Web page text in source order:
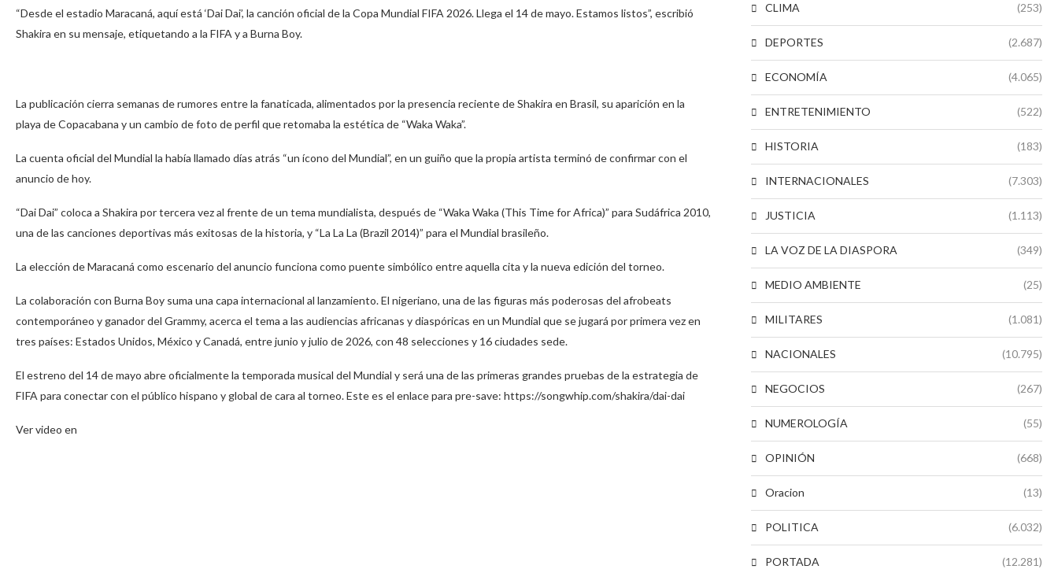
“Desde el estadio Maracaná, aquí está ‘Dai Dai’, la canción oficial de la Copa Mundial FIFA 2026. Llega el 14 de mayo. Estamos listos”, escribió
Shakira en su mensaje, etiquetando a la FIFA y a Burna Boy.
La publicación cierra semanas de rumores entre la fanaticada, alimentados por la presencia reciente de Shakira en Brasil, su aparición en la
playa de Copacabana y un cambio de foto de perfil que retomaba la estética de “Waka Waka”.
La cuenta oficial del Mundial la había llamado días atrás “un ícono del Mundial”, en un guiño que la propia artista terminó de confirmar con el
anuncio de hoy.
“Dai Dai” coloca a Shakira por tercera vez al frente de un tema mundialista, después de “Waka Waka (This Time for Africa)” para Sudáfrica 2010,
una de las canciones deportivas más exitosas de la historia, y “La La La (Brazil 2014)” para el Mundial brasileño.
La elección de Maracaná como escenario del anuncio funciona como puente simbólico entre aquella cita y la nueva edición del torneo.
La colaboración con Burna Boy suma una capa internacional al lanzamiento. El nigeriano, una de las figuras más poderosas del afrobeats
contemporáneo y ganador del Grammy, acerca el tema a las audiencias africanas y diaspóricas en un Mundial que se jugará por primera vez en
tres países: Estados Unidos, México y Canadá, entre junio y julio de 2026, con 48 selecciones y 16 ciudades sede.
El estreno del 14 de mayo abre oficialmente la temporada musical del Mundial y será una de las primeras grandes pruebas de la estrategia de
FIFA para conectar con el público hispano y global de cara al torneo. Este es el enlace para pre-save: https://songwhip.com/shakira/dai-dai
Ver video en
CLIMA (253)
DEPORTES (2.687)
ECONOMÍA (4.065)
ENTRETENIMIENTO (522)
HISTORIA (183)
INTERNACIONALES (7.303)
JUSTICIA (1.113)
LA VOZ DE LA DIASPORA (349)
MEDIO AMBIENTE (25)
MILITARES (1.081)
NACIONALES (10.795)
NEGOCIOS (267)
NUMEROLOGÍA (55)
OPINIÓN (668)
Oracion (13)
POLITICA (6.032)
PORTADA (12.281)